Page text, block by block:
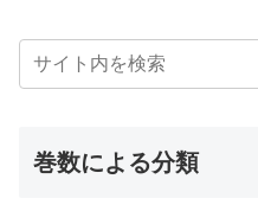
巻数による分類